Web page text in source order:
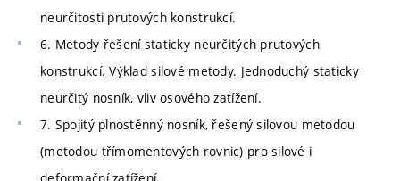
neurčitosti prutových konstrukcí.
6. Metody řešení staticky neurčitých prutových
konstrukcí. Výklad silové metody. Jednoduchý staticky
neurčitý nosník, vliv osového zatížení.
7. Spojitý plnostěnný nosník, řešený silovou metodou
(metodou třímomentových rovnic) pro silové i